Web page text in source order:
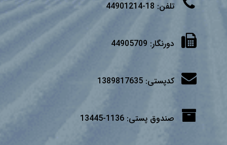
تلفن: 18-44901214
دورنگار: 44905709
کدپستی: 1389817635
صندوق پستی: 1136-13445